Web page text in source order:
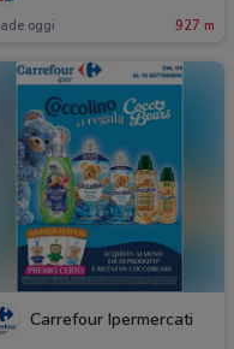
oggi 927 m
Carrefour Ipermercati